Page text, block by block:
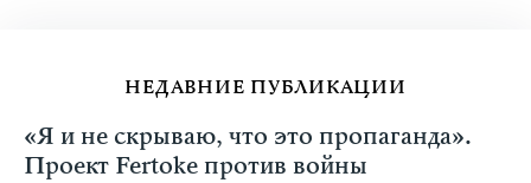
НЕДАВНИЕ ПУБЛИКАЦИИ
«Я и не скрываю, что это пропаганда».
Проект Fertoke против войны